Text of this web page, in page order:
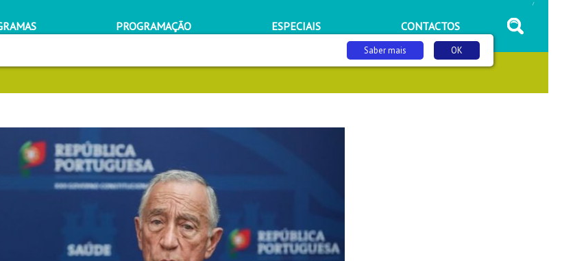
PROGRAMAÇÃO ESPECIAIS CONTACTOS
/
OK
Saber mais